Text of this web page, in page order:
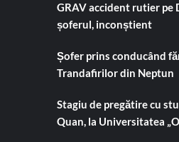
GRAV accident rutier pe
șoferul, inconștient
Șofer prins conducând
Trandafirilor din Neptun
Stagiu de pregătire cu
Quan, la Universitatea